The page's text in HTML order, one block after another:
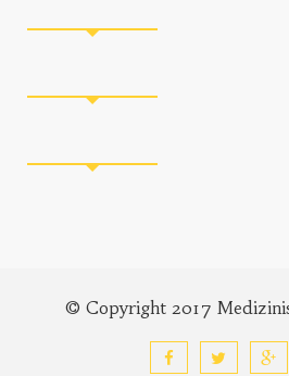
© Copyright 2017